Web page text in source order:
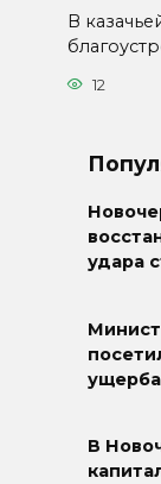
В
12
удара
В